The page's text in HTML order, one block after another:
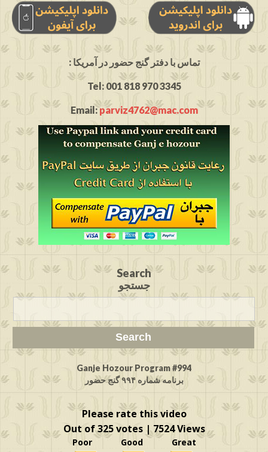
: تماس با دفتر گنج حضور در آمریکا
Tel: 001 818 970 3345
Email:parviz4762@mac.com
Search
جستجو
Ganje Hozour Program #994
برنامه شماره ۹۹۴ گنج حضور
Please rate this video
Out of 325 votes | 7524 Views
Poor Good Great